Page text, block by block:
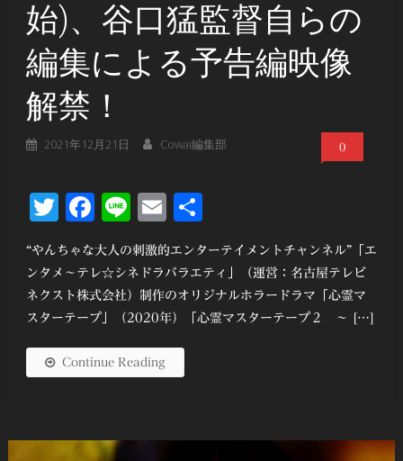
始)、谷口猛監督自らの
編集による予告編映像
解禁！
2021年12月21日 Cowai編集部 0
Twitter
Facebook
LineEmail
“やんちゃな大人の刺激的エンターテイメントチャンネル”「エ
ンタメ～テレ☆シネドラバラエティ」（運営：名古屋テレビ
ネクスト株式会社）制作のオリジナルホラードラマ「心霊マ
スターテープ」（2020年）「心霊マスターテープ２ ～ […]
Continue Reading